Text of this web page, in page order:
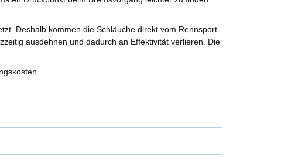
Deshalb kommen die Schläuche direkt vom Rennsport
ausdehnen und dadurch an Effektivität verlieren. Die